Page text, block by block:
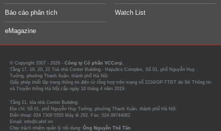
Báo cáo phân tích Watch List
eMagazine
© Copyright 2007 - 2026 - Công ty Cổ phần VCCorp.
Tầng 17, 19, 20, 21 Toà nhà Center Building - Hapulico Complex, Số 01, phố Nguyễn Huy
Tưởng, phường Thanh Xuân, thành phố Hà Nội
Giấy phép thiết lập trang thông tin điện tử tổng hợp trên mạng số 2216/GP-TTĐT do Sở Thông tin
và Truyền thông Hà Nội cấp ngày 10 tháng 4 năm 2019.
Tầng 21, tòa nhà Center Building.
Địa chỉ: Số 01, phố Nguyễn Huy Tưởng, phường Thanh Xuân, thành phố Hà Nội
Điện thoại: 024 7309 5555 Máy lẻ 292. Fax: 024-39744082
Email: info@cafef.vn
Chịu trách nhiệm quản lý nội dung: Ông Nguyễn Thế Tân